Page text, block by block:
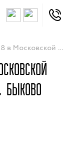
Каркасный дом 8х8 в Московской области, г. Ногинск, д. Быково
БЫКОВО